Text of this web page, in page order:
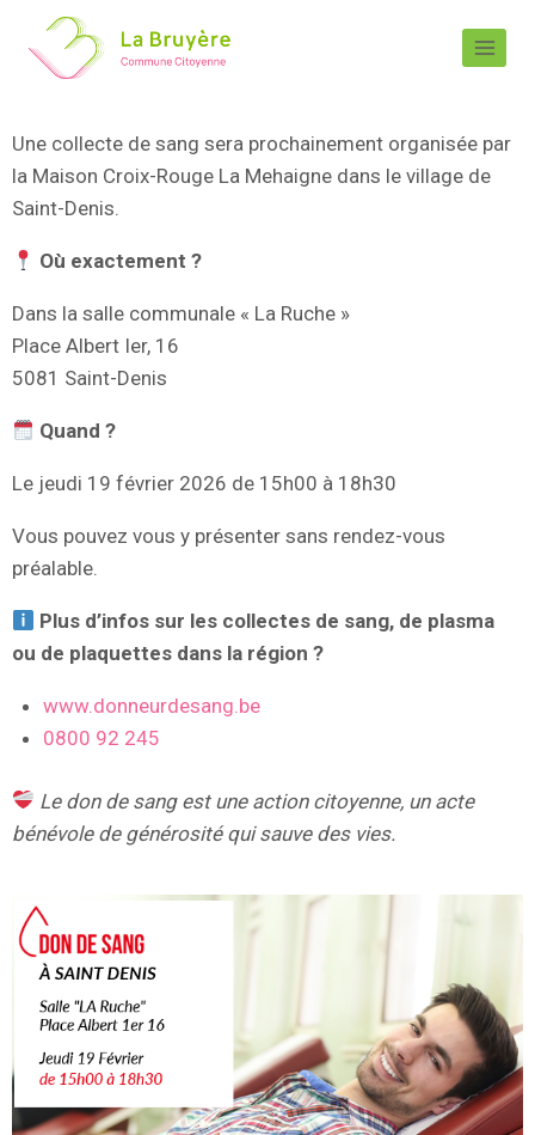
Une collecte de sang sera prochainement organisée par
la Maison Croix-Rouge La Mehaigne dans le village de
Saint-Denis.
Où exactement ?
Dans la salle communale « La Ruche »
Place Albert Ier, 16
5081 Saint-Denis
Quand ?
Le jeudi 19 février 2026 de 15h00 à 18h30
Vous pouvez vous y présenter sans rendez-vous
préalable.
Plus d’infos sur les collectes de sang, de plasma
ou de plaquettes dans la région ?
www.donneurdesang.be
0800 92 245
Le don de sang est une action citoyenne, un acte
bénévole de générosité qui sauve des vies.